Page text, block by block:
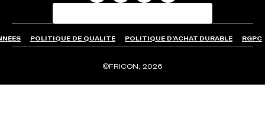
©FRICON, 2026
POLITIQUE DE QUALITÉ POLITIQUE D’ACHAT DURABLE RGPC